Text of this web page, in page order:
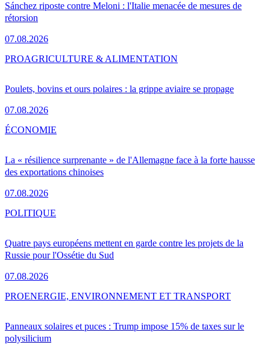
Sánchez riposte contre Meloni : l'Italie menacée de mesures de
rétorsion
07.08.2026
Poulets, bovins et ours polaires : la grippe aviaire se propage
07.08.2026
PROAGRICULTURE & ALIMENTATION
La « résilience surprenante » de l'Allemagne face à la forte hausse
des exportations chinoises
07.08.2026
ÉCONOMIE
Quatre pays européens mettent en garde contre les projets de la
Russie pour l'Ossétie du Sud
07.08.2026
POLITIQUE
Panneaux solaires et puces : Trump impose 15% de taxes sur le
polysilicium
PROENERGIE, ENVIRONNEMENT ET TRANSPORT